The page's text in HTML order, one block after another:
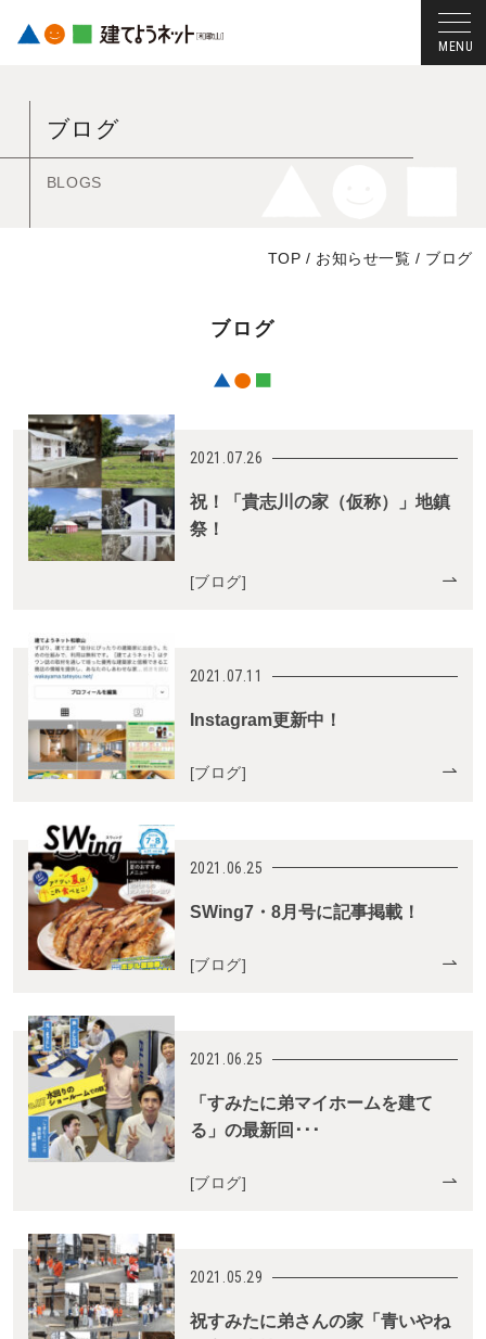
ン
ブログ
BLOGS
TOP / お知らせ一覧 / ブログ
ブログ
2021.07.26
祝！「貴志川の家（仮称）」地鎮
祭！
[ブログ]
2021.07.11
Instagram更新中！
[ブログ]
2021.06.25
SWing7・8月号に記事掲載！
[ブログ]
2021.06.25
「すみたに弟マイホームを建て
る」の最新回･･･
[ブログ]
2021.05.29
祝すみたに弟さんの家「青いやね